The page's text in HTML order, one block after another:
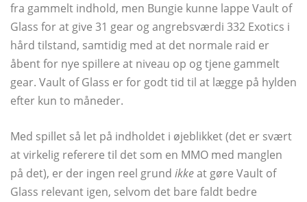
fra gammelt indhold, men Bungie kunne lappe Vault of
Glass for at give 31 gear og angrebsværdi 332 Exotics i
hård tilstand, samtidig med at det normale raid er
åbent for nye spillere at niveau op og tjene gammelt
gear. Vault of Glass er for godt tid til at lægge på hylden
efter kun to måneder.
Med spillet så let på indholdet i øjeblikket (det er svært
at virkelig referere til det som en MMO med manglen
på det), er der ingen reel grund ikkeat gøre Vault of
Glass relevant igen, selvom det bare faldt bedre